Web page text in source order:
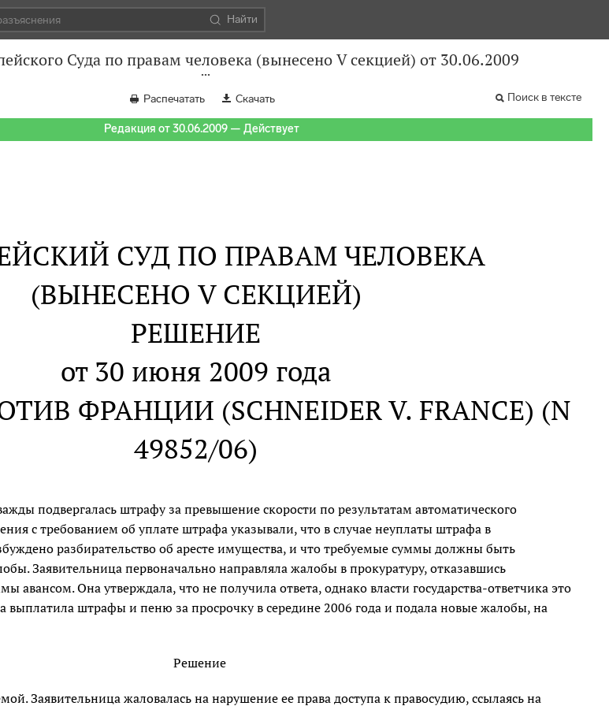
Найти
Суда по правам человека (вынесено V секцией) от 30.06.2009
Распечатать Скачать Поиск в тексте
Редакция от 30.06.2009 — Действует
СУД ПО ПРАВАМ ЧЕЛОВЕКА
(ВЫНЕСЕНО V СЕКЦИЕЙ)
РЕШЕНИЕ
от 30 июня 2009 года
ФРАНЦИИ (SCHNEIDER V. FRANCE) (N
49852/06)
подвергалась штрафу за превышение скорости по результатам автоматического
с требованием об уплате штрафа указывали, что в случае неуплаты штрафа в
разбирательство об аресте имущества, и что требуемые суммы должны быть
Заявительница первоначально направляла жалобы в прокуратуру, отказавшись
авансом. Она утверждала, что не получила ответа, однако власти государства-ответчика это
выплатила штрафы и пеню за просрочку в середине 2006 года и подала новые жалобы, на
Решение
Заявительница жаловалась на нарушение ее права доступа к правосудию, ссылаясь на